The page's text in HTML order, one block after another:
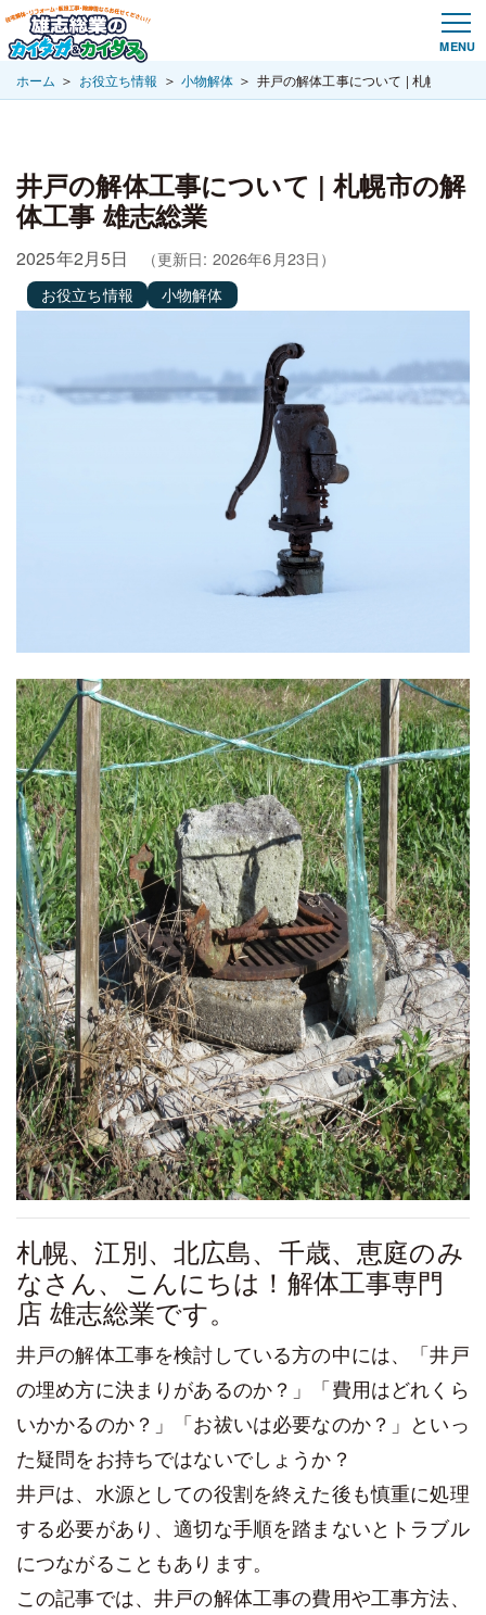
ホーム ＞ お役立ち情報 ＞ 小物解体 ＞ 井戸の解体工事について | 札幌市の解
井戸の解体工事について | 札幌市の解
体工事 雄志総業
2025年2月5日 （更新日: 2026年6月23日）
お役立ち情報 小物解体
札幌、江別、北広島、千歳、恵庭のみ
なさん、こんにちは！解体工事専門
店 雄志総業です。
井戸の解体工事を検討している方の中には、「井戸
の埋め方に決まりがあるのか？」「費用はどれくら
いかかるのか？」「お祓いは必要なのか？」といっ
た疑問をお持ちではないでしょうか？
井戸は、水源としての役割を終えた後も慎重に処理
する必要があり、適切な手順を踏まないとトラブル
につながることもあります。
この記事では、井戸の解体工事の費用や工事方法、